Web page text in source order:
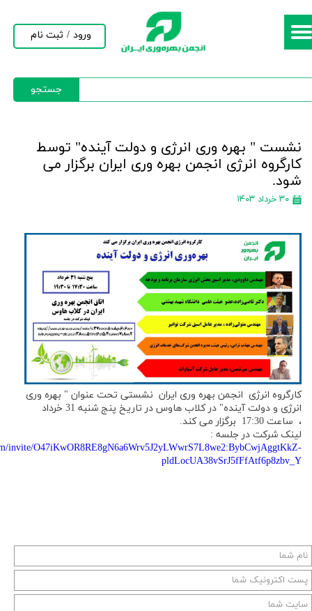
جستجو
ورود / ثبت نام
حساب کاربری من
نشست " بهره وری انرژی و دولت آینده" توسط
کارگروه انرژی انجمن بهره وری ایران برگزار می
شود.
۳۰ خرداد ۱۴۰۳
کارگروه انرژی انجمن بهره وری ایران نشستی تحت عنوان " بهره وری
انرژی و دولت آینده" در کلاب هاوس در تاریخ پنج شنبه 31 خرداد
، ساعت 17:30 برگزار می کند.
لینک شرکت در جلسه :
invite/O47iKwOR8RE8gN6a6Wrv5J2yLWwrS7L8we2:BybCwjAggtKkZ-
pldLocUA38vSrJ5fFfAtf6p8zbv_Y